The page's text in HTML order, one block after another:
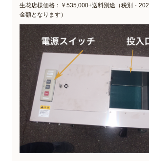
生花店様価格：￥535,000+送料別途（税別・
金額となります）